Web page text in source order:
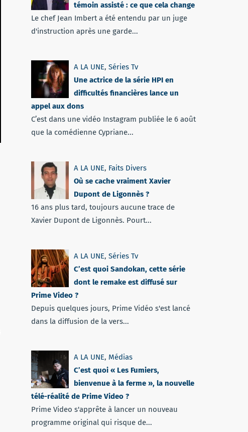
témoin assisté : ce que cela change
Le chef Jean Imbert a été entendu par un juge
d'instruction après une garde...
A LA UNE, Séries Tv
Une actrice de la série HPI en
difficultés financières lance un
appel aux dons
C’est dans une vidéo Instagram publiée le 6 août
que la comédienne Cypriane...
A LA UNE, Faits Divers
Où se cache vraiment Xavier
Dupont de Ligonnès ?
16 ans plus tard, toujours aucune trace de
Xavier Dupont de Ligonnès. Pourt...
A LA UNE, Séries Tv
C’est quoi Sandokan, cette série
dont le remake est diffusé sur
Prime Video ?
Depuis quelques jours, Prime Vidéo s'est lancé
dans la diffusion de la vers...
A LA UNE, Médias
C’est quoi « Les Fumiers,
bienvenue à la ferme », la nouvelle
télé-réalité de Prime Video ?
Prime Video s'apprête à lancer un nouveau
programme original qui risque de...